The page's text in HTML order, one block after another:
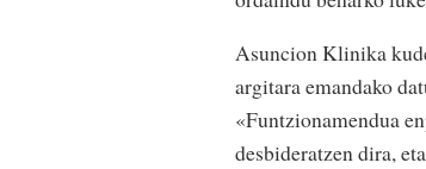
Asuncion Klinika
argitara emandako
«Funtzionamendua
desbideratzen dira,